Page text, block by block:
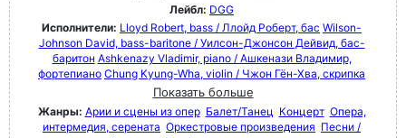
Лейбл: DGG
Исполнители: Lloyd Robert, bass / Ллойд Роберт, бас Wilson-
Johnson David, bass-baritone / Уилсон-Джонсон Дейвид, бас-
баритон Ashkenazy Vladimir, piano / Ашкенази Владимир,
фортепиано Chung Kyung-Wha, violin / Чжон Гён-Хва, скрипка
Показать больше
Жанры: Арии и сцены из опер Балет/Танец Концерт Опера,
интермедия, серената Оркестровые произведения Песни /